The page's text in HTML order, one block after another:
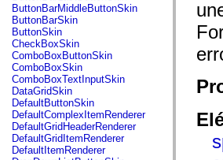
fl.lang
fl.livepreview
fl.managers
fl.motion
fl.motion.easing
fl.rsl
fl.text
fl.transitions
fl.transitions.easing
fl.video
flash.accessibility
flash.concurrent
flash.crypto
ButtonBarMiddleButtonSkin
ButtonBarSkin
ButtonSkin
CheckBoxSkin
ComboBoxButtonSkin
ComboBoxSkin
ComboBoxTextInputSkin
DataGridSkin
DefaultButtonSkin
DefaultComplexItemRenderer
DefaultGridHeaderRenderer
DefaultGridItemRenderer
DefaultItemRenderer